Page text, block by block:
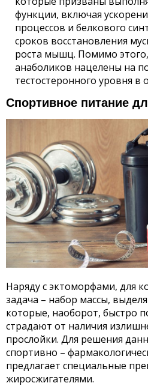
функции, включая
процессов и белкового
сроков восстановления
роста мышц. Помимо
анаболиков нацелены на
тестостеронного уровня в
Спортивное питание
Наряду с эктоморфами, для
задача – набор массы,
которые, наоборот, быстро
страдают от наличия
прослойки. Для решения
спортивно –
предлагает специальные
жиросжигателями.